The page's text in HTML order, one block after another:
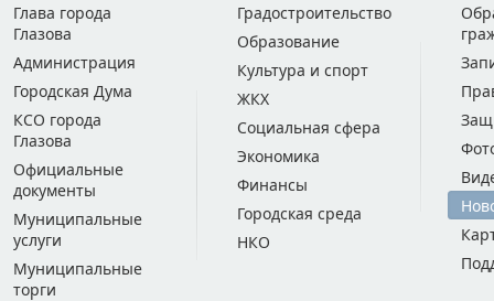
Глава города
Глазова
Администрация
Городская Дума
КСО города
Глазова
Официальные
документы
Муниципальные
услуги
Муниципальные
торги
Градостроительство
Образование
Культура и спорт
ЖКХ
Социальная сфера
Экономика
Финансы
Городская среда
НКО